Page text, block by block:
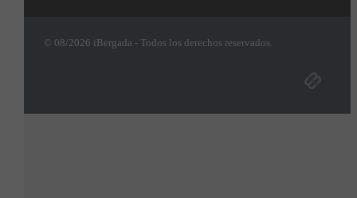
© 08/2026 iBergada - Todos los derechos reservados.